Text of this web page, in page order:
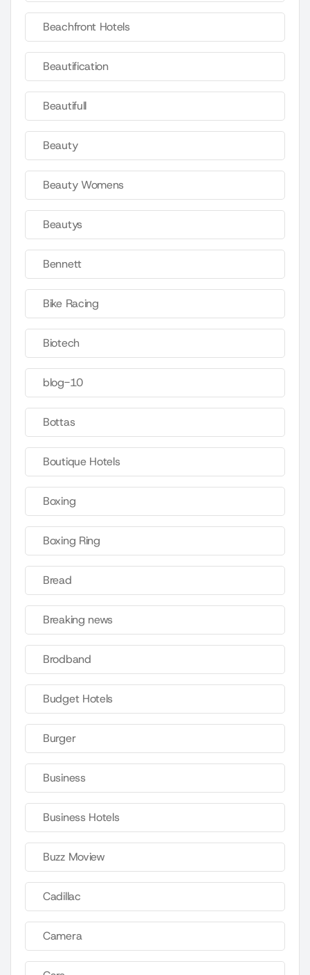
Beachfront Hotels
Beautification
Beautifull
Beauty
Beauty Womens
Beautys
Bennett
Bike Racing
Biotech
blog-10
Bottas
Boutique Hotels
Boxing
Boxing Ring
Bread
Breaking news
Brodband
Budget Hotels
Burger
Business
Business Hotels
Buzz Moview
Cadillac
Camera